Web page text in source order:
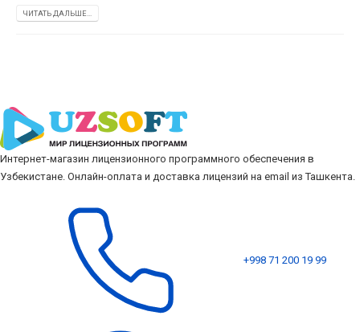
ЧИТАТЬ ДАЛЬШЕ...
Интернет-магазин лицензионного программного обеспечения в
Узбекистане. Онлайн-оплата и доставка лицензий на email из Ташкента.
+998 71 200 19 99